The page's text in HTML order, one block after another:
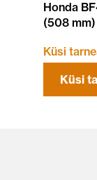
Honda
(508 mm)
Küsi
Küsi